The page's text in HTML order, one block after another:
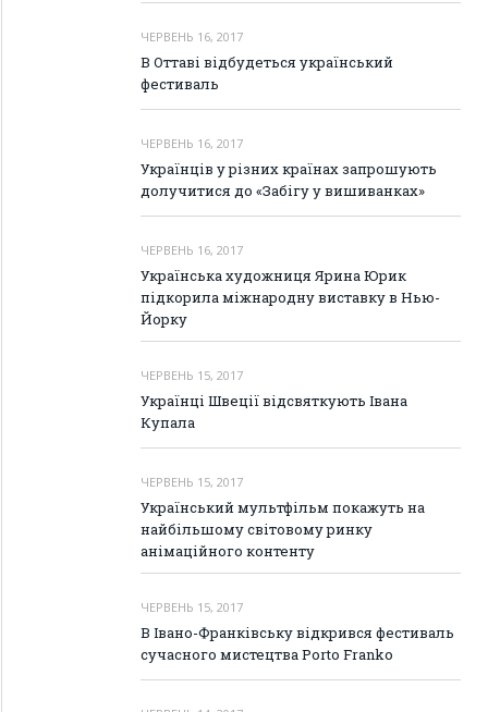
ЧЕРВЕНЬ 16, 2017
В Оттаві відбудеться український
фестиваль
ЧЕРВЕНЬ 16, 2017
Українців у різних країнах запрошують
долучитися до «Забігу у вишиванках»
ЧЕРВЕНЬ 16, 2017
Українська художниця Ярина Юрик
підкорила міжнародну виставку в Нью-
Йорку
ЧЕРВЕНЬ 15, 2017
Українці Швеції відсвяткують Івана
Купала
ЧЕРВЕНЬ 15, 2017
Український мультфільм покажуть на
найбільшому світовому ринку
анімаційного контенту
ЧЕРВЕНЬ 15, 2017
В Івано-Франківську відкрився фестиваль
сучасного мистецтва Porto Frankо